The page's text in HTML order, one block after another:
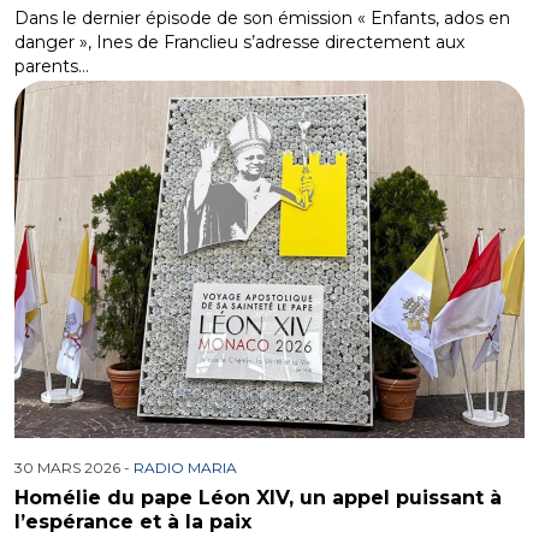
Dans le dernier épisode de son émission « Enfants, ados en
danger », Ines de Franclieu s’adresse directement aux
parents…
30 MARS 2026 - RADIO MARIA
Homélie du pape Léon XIV, un appel puissant à
l’espérance et à la paix